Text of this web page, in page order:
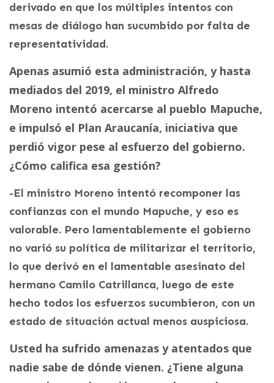
derivado en que los múltiples intentos con
mesas de diálogo han sucumbido por falta de
representatividad.
Apenas asumió esta administración, y hasta
mediados del 2019, el ministro Alfredo
Moreno intentó acercarse al pueblo Mapuche,
e impulsó el Plan Araucanía, iniciativa que
perdió vigor pese al esfuerzo del gobierno.
¿Cómo califica esa gestión?
-El ministro Moreno intentó recomponer las
confianzas con el mundo Mapuche, y eso es
valorable. Pero lamentablemente el gobierno
no varió su política de militarizar el territorio,
lo que derivó en el lamentable asesinato del
hermano Camilo Catrillanca, luego de este
hecho todos los esfuerzos sucumbieron, con un
estado de situación actual menos auspiciosa.
Usted ha sufrido amenazas y atentados que
nadie sabe de dónde vienen. ¿Tiene alguna